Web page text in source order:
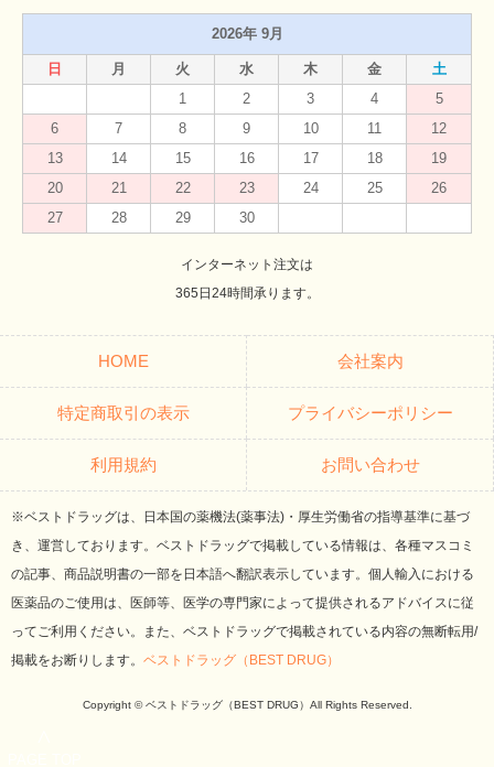
2026年 9月
日 月 火 水 木 金
土
1
2 3 4
5
6
7 8 9 10 11
12
13
14 15 16 17 18
19
20
21 22 23 24 25
26
27
28 29 30
インターネット注文は
365日24時間承ります。
HOME 会社案内
特定商取引の表示 プライバシーポリシー
利用規約 お問い合わせ
※ベストドラッグは、日本国の薬機法(薬事法)・厚生労働省の指導基準に基づ
き、運営しております。ベストドラッグで掲載している情報は、各種マスコミ
の記事、商品説明書の一部を日本語へ翻訳表示しています。個人輸入における
医薬品のご使用は、医師等、医学の専門家によって提供されるアドバイスに従
ってご利用ください。また、ベストドラッグで掲載されている内容の無断転用/
掲載をお断りします。 ベストドラッグ（BEST DRUG）
Copyright © ベストドラッグ（BEST DRUG）All Rights Reserved.